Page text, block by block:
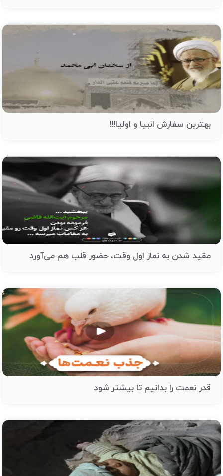
بهترین سفارش انبیا و اولیا!!!
مقید شدن به نماز اول وقت، حضور قلب هم می‌آورد
قدر نعمت را بدانیم تا بیشتر شود